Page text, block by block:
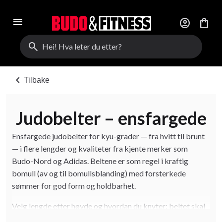
menu account_circle
shopping_bag
search
chevron_left Tilbake
Judobelter – ensfargede
Ensfargede judobelter for kyu-grader — fra hvitt til brunt
— i flere lengder og kvaliteter fra kjente merker som
Budo-Nord og Adidas. Beltene er som regel i kraftig
bomull (av og til bomullsblanding) med forsterkede
sømmer for god form og holdbarhet.
Velg lengde etter høyde og hvordan du knyter: beltet skal